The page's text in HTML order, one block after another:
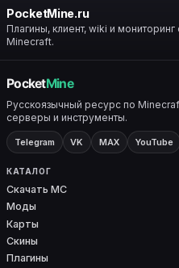
PocketMine.ru
Плагины, клиент, wiki и
Minecraft.
Русскоязычный ресурс по
серверы и инструменты.
Telegram VK MAX YouTube
КАТАЛОГ
Скачать MC
Моды
Карты
Скины
Плагины